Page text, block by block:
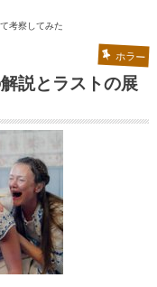
考察してみた
ホラー
説とラストの展